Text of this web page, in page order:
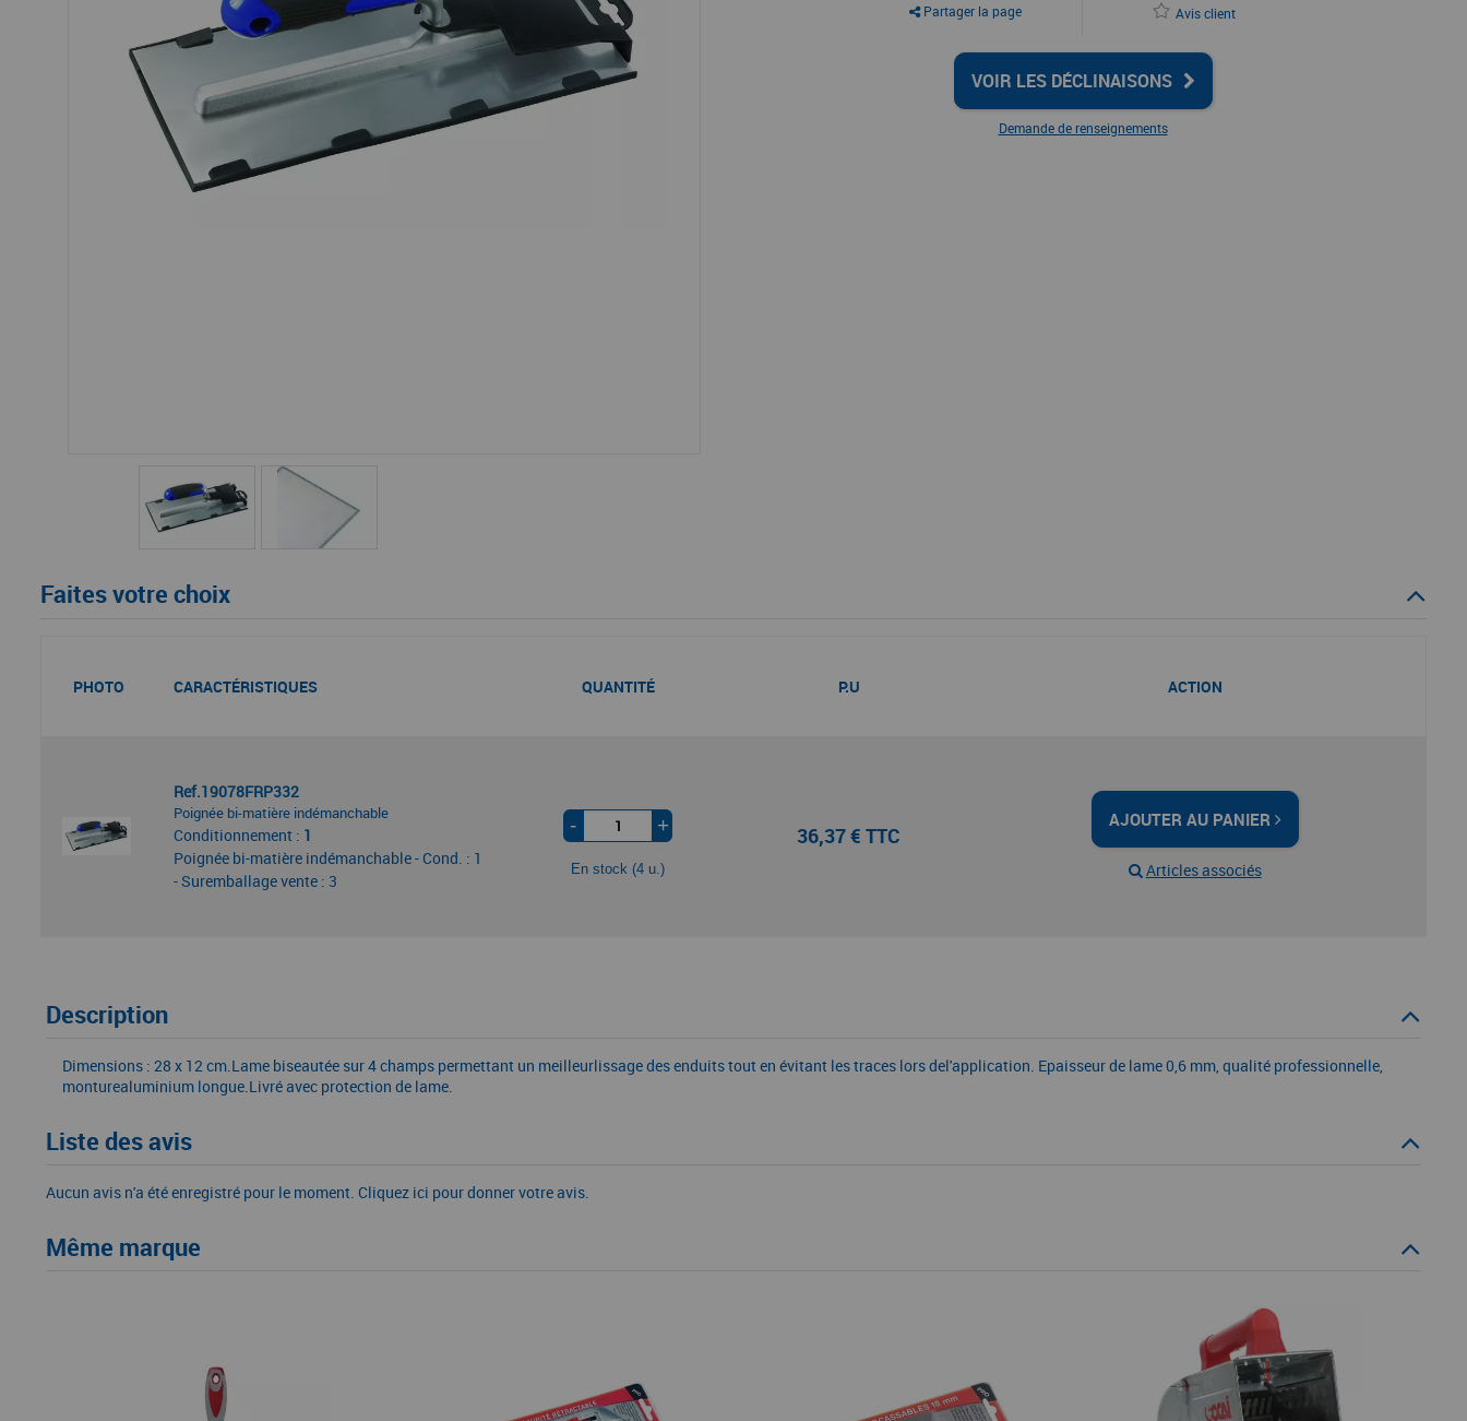
Partager la page Avis client
VOIR LES DÉCLINAISONS
Demande de renseignements
Faites votre choix
PHOTO CARACTÉRISTIQUES QUANTITÉ P.U ACTION
Ref.19078FRP332
Poignée bi-matière indémanchable
Conditionnement : 1
Poignée bi-matière indémanchable - Cond. : 1
- Suremballage vente : 3
- +
En stock (4 u.)
36,37 € TTC
AJOUTER AU PANIER
Articles associés
Description
Dimensions : 28 x 12 cm.Lame biseautée sur 4 champs permettant un meilleurlissage des enduits tout en évitant les traces lors del'application. Epaisseur de lame 0,6 mm, qualité professionnelle,
monturealuminium longue.Livré avec protection de lame.
Liste des avis
Aucun avis n'a été enregistré pour le moment. Cliquez ici pour donner votre avis.
Même marque